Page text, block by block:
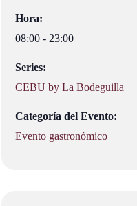
Hora:
08:00 - 23:00
Series:
CEBU by La Bodeguilla
Categoría del Evento:
Evento gastronómico